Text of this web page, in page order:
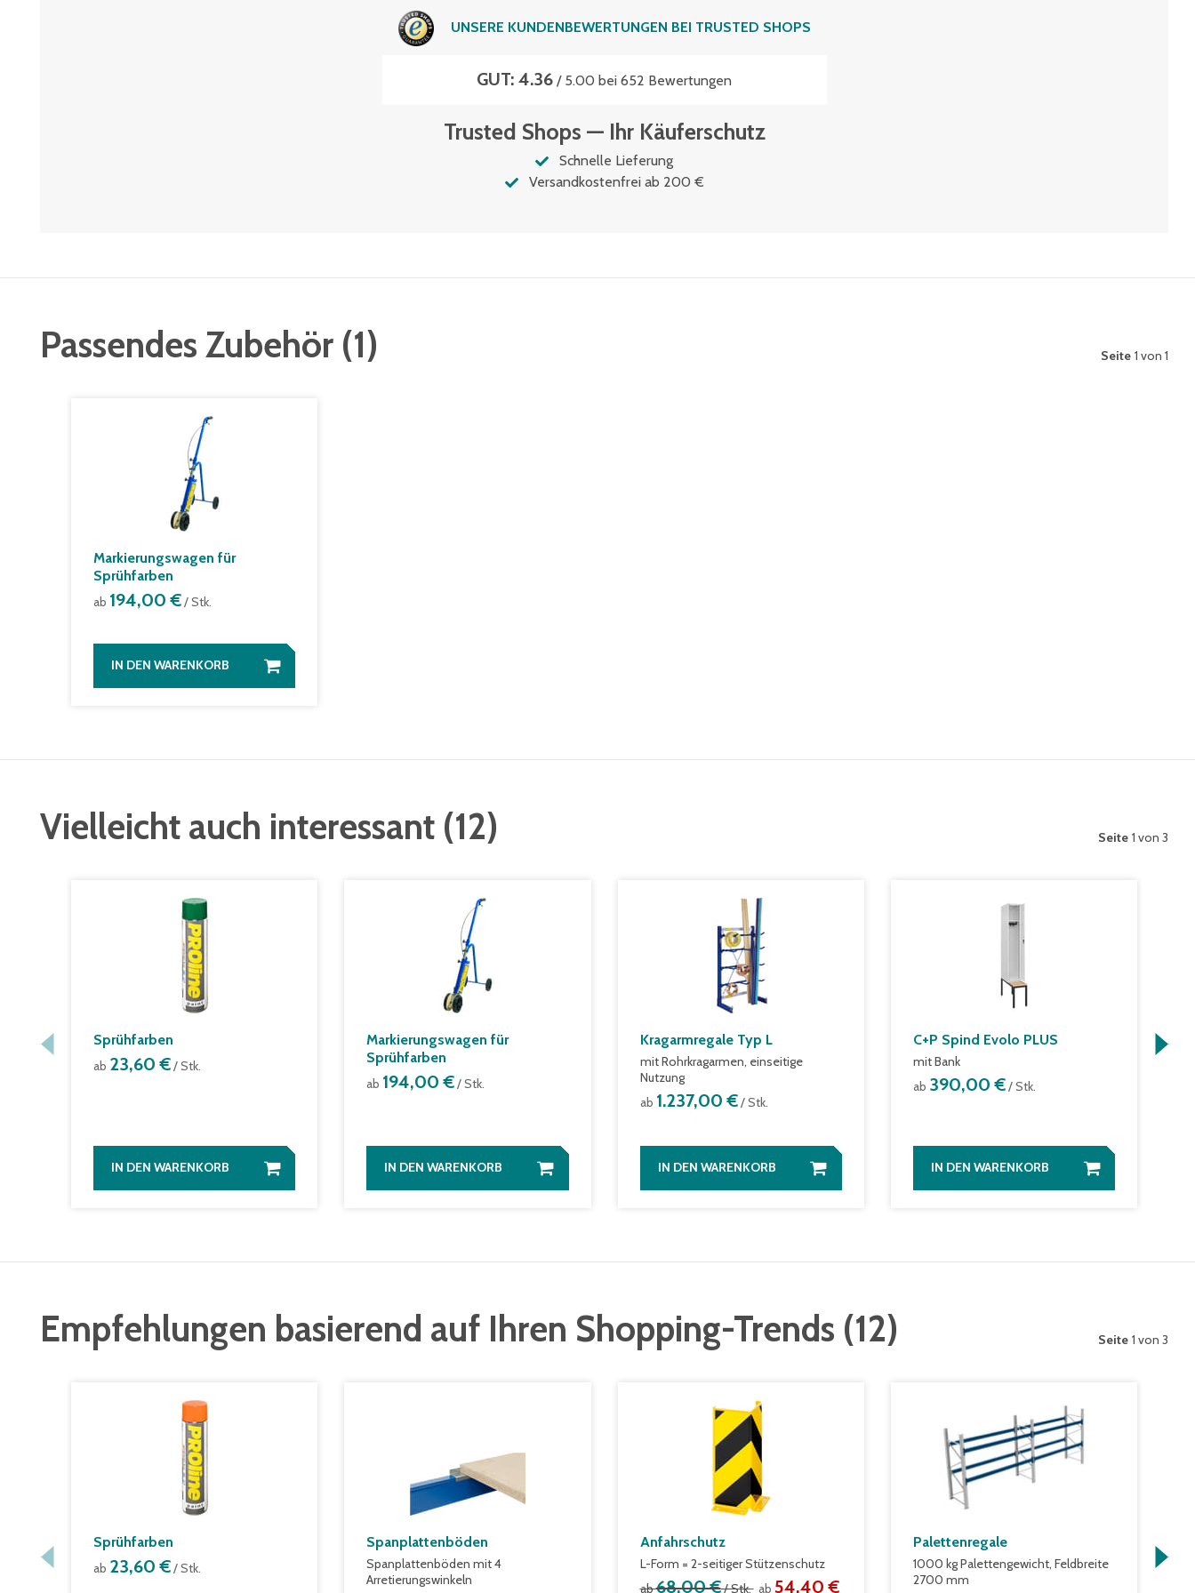
UNSERE KUNDENBEWERTUNGEN BEI TRUSTED SHOPS
GUT: 4.36 / 5.00 bei 652 Bewertungen
Trusted Shops — Ihr Käuferschutz
Schnelle Lieferung
Versandkostenfrei ab 200 €
Passendes Zubehör (1) Seite 1 von 1
Markierungswagen für
Sprühfarben
ab 194,00 €/ Stk.
IN DEN WARENKORB
Vielleicht auch interessant (12) Seite 1 von 3
Sprühfarben
ab 23,60 €/ Stk.
IN DEN WARENKORB
Markierungswagen für
Sprühfarben
ab 194,00 €/ Stk.
IN DEN WARENKORB
Kragarmregale Typ L
mit Rohrkragarmen, einseitige
Nutzung
ab 1.237,00 €/ Stk.
IN DEN WARENKORB
C+P Spind Evolo PLUS
mit Bank
ab 390,00 €/ Stk.
IN DEN WARENKORB
Empfehlungen basierend auf Ihren Shopping-Trends (12) Seite 1 von 3
Sprühfarben
ab 23,60 €/ Stk.
Spanplattenböden
Spanplattenböden mit 4
Arretierungswinkeln
Anfahrschutz
L-Form = 2-seitiger Stützenschutz
ab68,00 €/ Stk. ab 54,40 €
Palettenregale
1000 kg Palettengewicht, Feldbreite
2700 mm